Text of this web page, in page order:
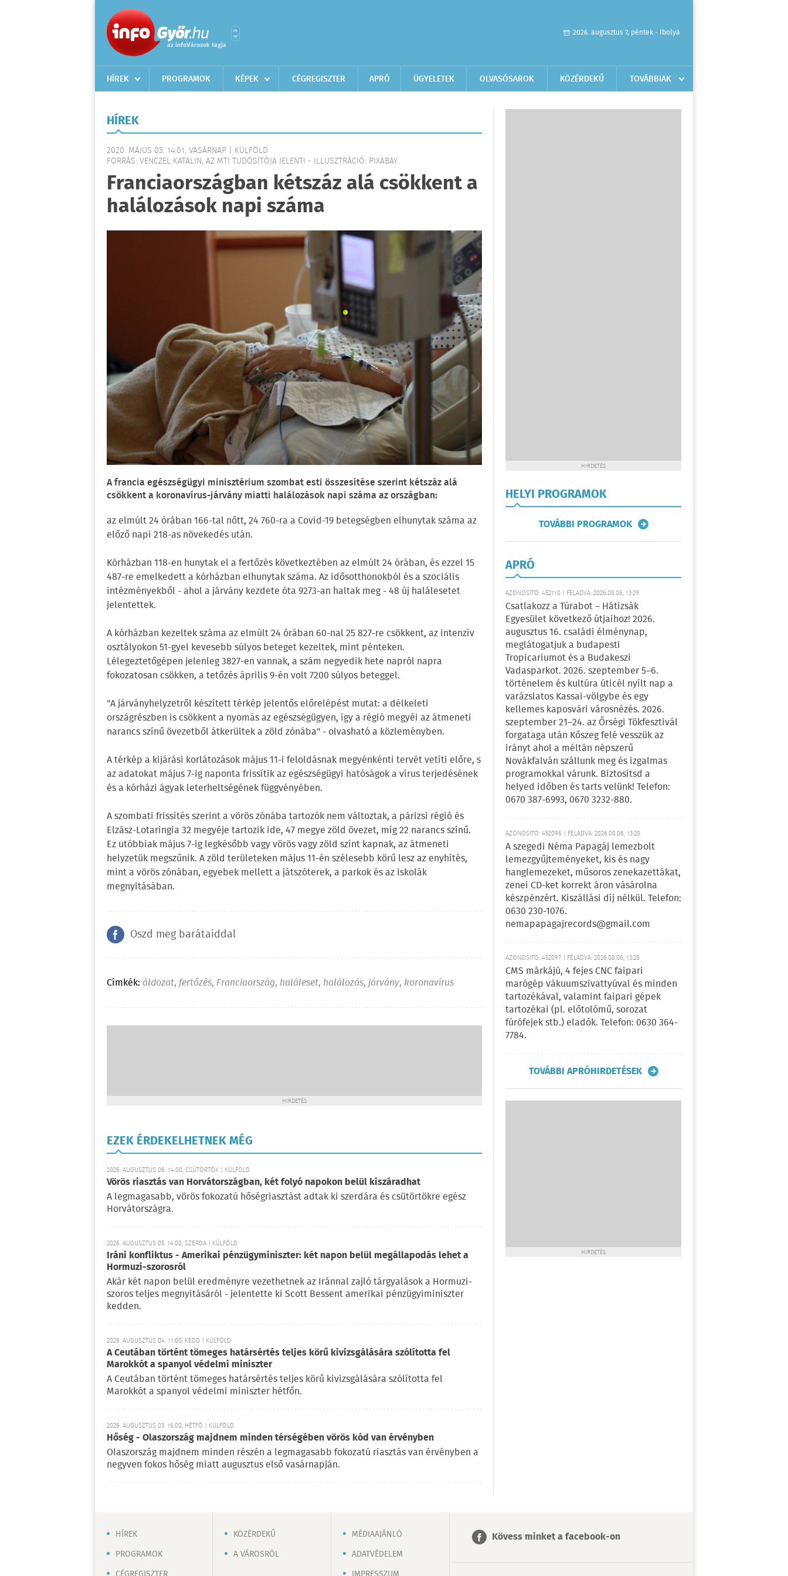
2026. augusztus 7, péntek - Ibolya
HÍREK PROGRAMOK KÉPEK CÉGREGISZTER APRÓ ÜGYELETEK OLVASÓSAROK KÖZÉRDEKŰ TOVÁBBIAK
HÍREK
2020. MÁJUS 03. 14:01, VASÁRNAP | KÜLFÖLD
FORRÁS: VENCZEL KATALIN, AZ MTI TUDÓSÍTÓJA JELENTI - ILLUSZTRÁCIÓ: PIXABAY
Franciaországban kétszáz alá csökkent a
halálozások napi száma
A francia egészségügyi minisztérium szombat esti összesítése szerint kétszáz alá
csökkent a koronavírus-járvány miatti halálozások napi száma az országban:
az elmúlt 24 órában 166-tal nőtt, 24 760-ra a Covid-19 betegségben elhunytak száma az
előző napi 218-as növekedés után.
Kórházban 118-en hunytak el a fertőzés következtében az elmúlt 24 órában, és ezzel 15
487-re emelkedett a kórházban elhunytak száma. Az idősotthonokból és a szociális
intézményekből - ahol a járvány kezdete óta 9273-an haltak meg - 48 új halálesetet
jelentettek.
A kórházban kezeltek száma az elmúlt 24 órában 60-nal 25 827-re csökkent, az intenzív
osztályokon 51-gyel kevesebb súlyos beteget kezeltek, mint pénteken.
Lélegeztetőgépen jelenleg 3827-en vannak, a szám negyedik hete napról napra
fokozatosan csökken, a tetőzés április 9-én volt 7200 súlyos beteggel.
"A járványhelyzetről készített térkép jelentős előrelépést mutat: a délkeleti
országrészben is csökkent a nyomás az egészségügyen, így a régió megyéi az átmeneti
narancs színű övezetből átkerültek a zöld zónába" - olvasható a közleményben.
A térkép a kijárási korlátozások május 11-i feloldásnak megyénkénti tervét vetíti előre, s
az adatokat május 7-ig naponta frissítik az egészségügyi hatóságok a vírus terjedésének
és a kórházi ágyak leterheltségének függvényében.
A szombati frissítés szerint a vörös zónába tartozók nem változtak, a párizsi régió és
Elzász-Lotaringia 32 megyéje tartozik ide, 47 megye zöld övezet, míg 22 narancs színű.
Ez utóbbiak május 7-ig legkésőbb vagy vörös vagy zöld színt kapnak, az átmeneti
helyzetük megszűnik. A zöld területeken május 11-én szélesebb körű lesz az enyhítés,
mint a vörös zónában, egyebek mellett a játszóterek, a parkok és az iskolák
megnyitásában.
Oszd meg barátaiddal
Címkék: áldozat,fertőzés, Franciaország, haláleset, halálozás,járvány, koronavírus
HIRDETÉS
EZEK ÉRDEKELHETNEK MÉG
2026. AUGUSZTUS 06. 14:00, CSÜTÖRTÖK | KÜLFÖLD
Vörös riasztás van Horvátországban, két folyó napokon belül kiszáradhat
A legmagasabb, vörös fokozatú hőségriasztást adtak ki szerdára és csütörtökre egész
Horvátországra.
2026. AUGUSZTUS 05. 14:00, SZERDA | KÜLFÖLD
Iráni konfliktus - Amerikai pénzügyminiszter: két napon belül megállapodás lehet a
Hormuzi-szorosról
Akár két napon belül eredményre vezethetnek az Iránnal zajló tárgyalások a Hormuzi-
szoros teljes megnyitásáról - jelentette ki Scott Bessent amerikai pénzügyiminiszter
kedden.
2026. AUGUSZTUS 04. 11:00, KEDD | KÜLFÖLD
A Ceutában történt tömeges határsértés teljes körű kivizsgálására szólította fel
Marokkót a spanyol védelmi miniszter
A Ceutában történt tömeges határsértés teljes körű kivizsgálására szólította fel
Marokkót a spanyol védelmi miniszter hétfőn.
2026. AUGUSZTUS 03. 16:00, HÉTFŐ | KÜLFÖLD
Hőség - Olaszország majdnem minden térségében vörös kód van érvényben
Olaszország majdnem minden részén a legmagasabb fokozatú riasztás van érvényben a
negyven fokos hőség miatt augusztus első vasárnapján.
HIRDETÉS
HELYI PROGRAMOK
TOVÁBBI PROGRAMOK
APRÓ
AZONOSÍTÓ: 452110 | FELADVA: 2026.08.06, 13:29
Csatlakozz a Túrabot – Hátizsák
Egyesület következő útjaihoz! 2026.
augusztus 16. családi élménynap,
meglátogatjuk a budapesti
Tropicariumot és a Budakeszi
Vadasparkot. 2026. szeptember 5–6.
történelem és kultúra úticél nyílt nap a
varázslatos Kassai-völgybe és egy
kellemes kaposvári városnézés. 2026.
szeptember 21–24. az Őrségi Tökfesztivál
forgataga után Kőszeg felé vesszük az
irányt ahol a méltán népszerű
Novákfalván szállunk meg és izgalmas
programokkal várunk. Biztosítsd a
helyed időben és tarts velünk! Telefon:
0670 387-6993, 0670 3232-880.
AZONOSÍTÓ: 452096 | FELADVA: 2026.08.06, 13:28
A szegedi Néma Papagáj lemezbolt
lemezgyűjteményeket, kis és nagy
hanglemezeket, műsoros zenekazettákat,
zenei CD-ket korrekt áron vásárolna
készpénzért. Kiszállási díj nélkül. Telefon:
0630 230-1076.
nemapapagajrecords@gmail.com
AZONOSÍTÓ: 452097 | FELADVA: 2026.08.06, 13:28
CMS márkájú, 4 fejes CNC faipari
marógép vákuumszivattyúval és minden
tartozékával, valamint faipari gépek
tartozékai (pl. előtolómű, sorozat
fúrófejek stb.) eladók. Telefon: 0630 364-
7784.
TOVÁBBI APRÓHIRDETÉSEK
HIRDETÉS
HÍREK
PROGRAMOK
KÖZÉRDEKŰ
A VÁROSRÓL
MÉDIAAJÁNLÓ
ADATVÉDELEM
Kövess minket a facebook-on